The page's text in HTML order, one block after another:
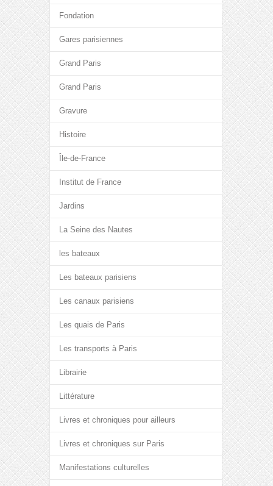
Fondation
Gares parisiennes
Grand Paris
Grand Paris
Gravure
Histoire
Île-de-France
Institut de France
Jardins
La Seine des Nautes
les bateaux
Les bateaux parisiens
Les canaux parisiens
Les quais de Paris
Les transports à Paris
Librairie
Littérature
Livres et chroniques pour ailleurs
Livres et chroniques sur Paris
Manifestations culturelles